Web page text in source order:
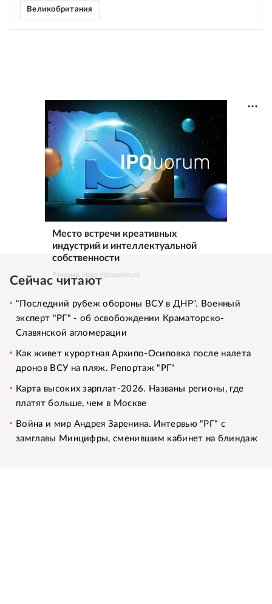
Великобритания
Место встречи креативных
индустрий и интеллектуальной
собственности
Реклама. https://ipquorum.ru
Сейчас читают
"Последний рубеж обороны ВСУ в ДНР". Военный
эксперт "РГ" - об освобождении Краматорско-
Славянской агломерации
Как живет курортная Архипо-Осиповка после налета
дронов ВСУ на пляж. Репортаж "РГ"
Карта высоких зарплат-2026. Названы регионы, где
платят больше, чем в Москве
Война и мир Андрея Заренина. Интервью "РГ" с
замглавы Минцифры, сменившим кабинет на блиндаж